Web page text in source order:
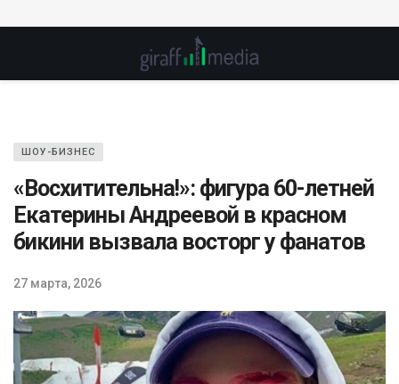
ШОУ-БИЗНЕС
«Восхитительна!»: фигура 60-летней
Екатерины Андреевой в красном
бикини вызвала восторг у фанатов
27 марта, 2026